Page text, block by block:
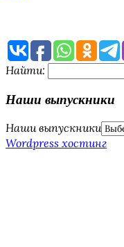
Найти:
Наши выпускники
Наши выпускники
Wordpress хостинг